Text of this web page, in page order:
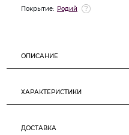
Покрытие: Родий
ОПИСАНИЕ
ХАРАКТЕРИСТИКИ
ДОСТАВКА